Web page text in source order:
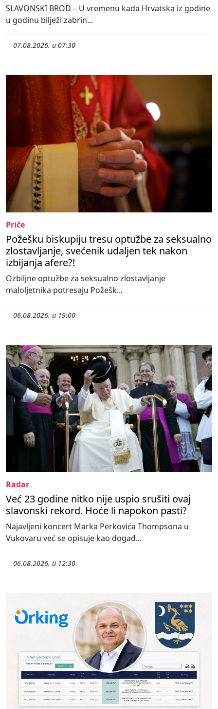
SLAVONSKI BROD – U vremenu kada Hrvatska iz godine
u godinu bilježi zabrin...
07.08.2026. u 07:30
Priče
Požešku biskupiju tresu optužbe za seksualno
zlostavljanje, svećenik udaljen tek nakon
izbijanja afere?!
Ozbiljne optužbe za seksualno zlostavljanje
maloljetnika potresaju Požešk...
06.08.2026. u 19:00
Radar
Već 23 godine nitko nije uspio srušiti ovaj
slavonski rekord. Hoće li napokon pasti?
Najavljeni koncert Marka Perkovića Thompsona u
Vukovaru već se opisuje kao događ...
06.08.2026. u 12:30